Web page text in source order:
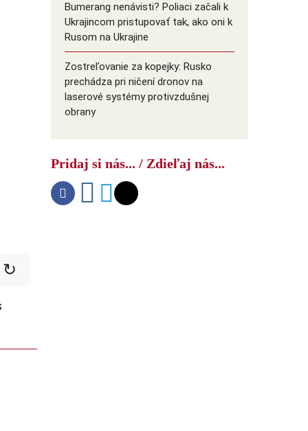
Bumerang nenávisti? Poliaci začali k
Ukrajincom pristupovať tak, ako oni k
Rusom na Ukrajine
Zostreľovanie za kopejky: Rusko
prechádza pri ničení dronov na
laserové systémy protivzdušnej
obrany
šokom
↻
Pridaj si nás... / Zdieľaj nás...